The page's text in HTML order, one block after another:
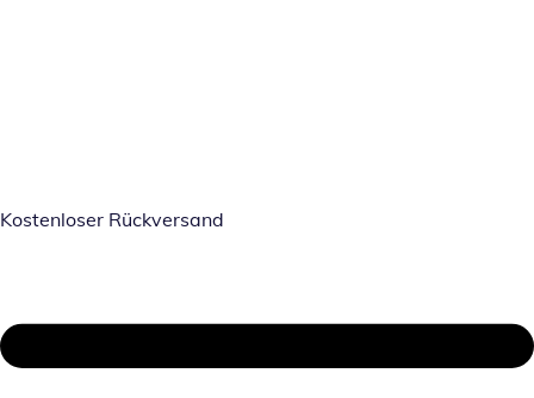
Kostenloser Rückversand